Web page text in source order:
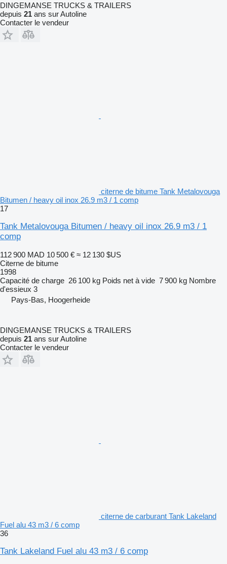
DINGEMANSE TRUCKS & TRAILERS
depuis 21 ans sur Autoline
Contacter le vendeur
citerne de bitume Tank Metalovouga
Bitumen / heavy oil inox 26.9 m3 / 1 comp
17
Tank Metalovouga Bitumen / heavy oil inox 26.9 m3 / 1
comp
112 900 MAD 10 500 € ≈ 12 130 $US
Citerne de bitume
1998
Capacité de charge 26 100 kg Poids net à vide 7 900 kg Nombre
d'essieux 3
Pays-Bas, Hoogerheide
DINGEMANSE TRUCKS & TRAILERS
depuis 21 ans sur Autoline
Contacter le vendeur
citerne de carburant Tank Lakeland
Fuel alu 43 m3 / 6 comp
36
Tank Lakeland Fuel alu 43 m3 / 6 comp